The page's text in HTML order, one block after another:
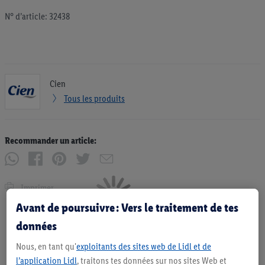
N° d’article: 32438
Cien
Tous les produits
Recommander un article:
Imprimer
Avant de poursuivre : Vers le traitement de tes
données
Nous, en tant qu'exploitants des sites web de Lidl et de
l’application Lidl, traitons tes données sur nos sites Web et